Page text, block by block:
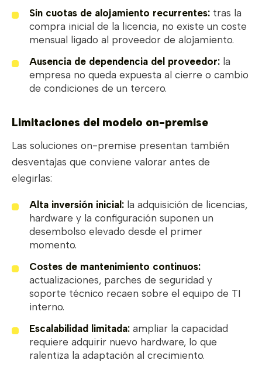
Sin cuotas de alojamiento recurrentes: tras la
compra inicial de la licencia, no existe un coste
mensual ligado al proveedor de alojamiento.
Ausencia de dependencia del proveedor: la
empresa no queda expuesta al cierre o cambio
de condiciones de un tercero.
Limitaciones del modelo on-premise
Las soluciones on-premise presentan también
desventajas que conviene valorar antes de
elegirlas:
Alta inversión inicial: la adquisición de licencias,
hardware y la configuración suponen un
desembolso elevado desde el primer
momento.
Costes de mantenimiento continuos:
actualizaciones, parches de seguridad y
soporte técnico recaen sobre el equipo de TI
interno.
Escalabilidad limitada: ampliar la capacidad
requiere adquirir nuevo hardware, lo que
ralentiza la adaptación al crecimiento.